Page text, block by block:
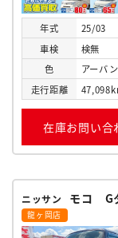
年式
25/03
車検
検無
色
アーバ
走行距離
在庫お問い合
ニッサン モコ G
龍ヶ岡店